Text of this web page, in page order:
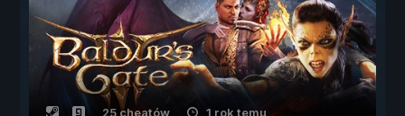
25 cheatów 1 rok temu